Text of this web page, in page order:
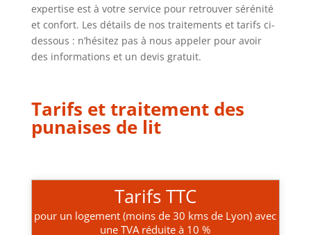
expertise est à votre service pour retrouver sérénité
et confort. Les détails de nos traitements et tarifs ci-
dessous : n’hésitez pas à nous appeler pour avoir
des informations et un devis gratuit.
Tarifs et traitement des
punaises de lit
Tarifs TTC
pour un logement (moins de 30 kms de Lyon) avec
une TVA réduite à 10 %